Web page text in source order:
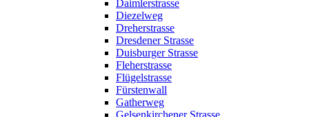
Daimlerstrasse
Diezelweg
Dreherstrasse
Dresdener Strasse
Duisburger Strasse
Fleherstrasse
Flügelstrasse
Fürstenwall
Gatherweg
Gelsenkirchener Strasse